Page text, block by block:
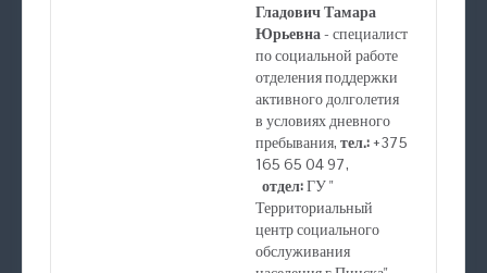
Гладович Тамара
Юрьевна- специалист
по социальной работе
отделения поддержки
активного долголетия
в условиях дневного
пребывания, тел.:+375
165 65 04 97,
отдел:ГУ "
Территориальный
центр социального
обслуживания